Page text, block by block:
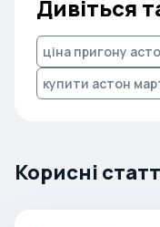
Дивіться
ціна пригону
купити астон
Корисні